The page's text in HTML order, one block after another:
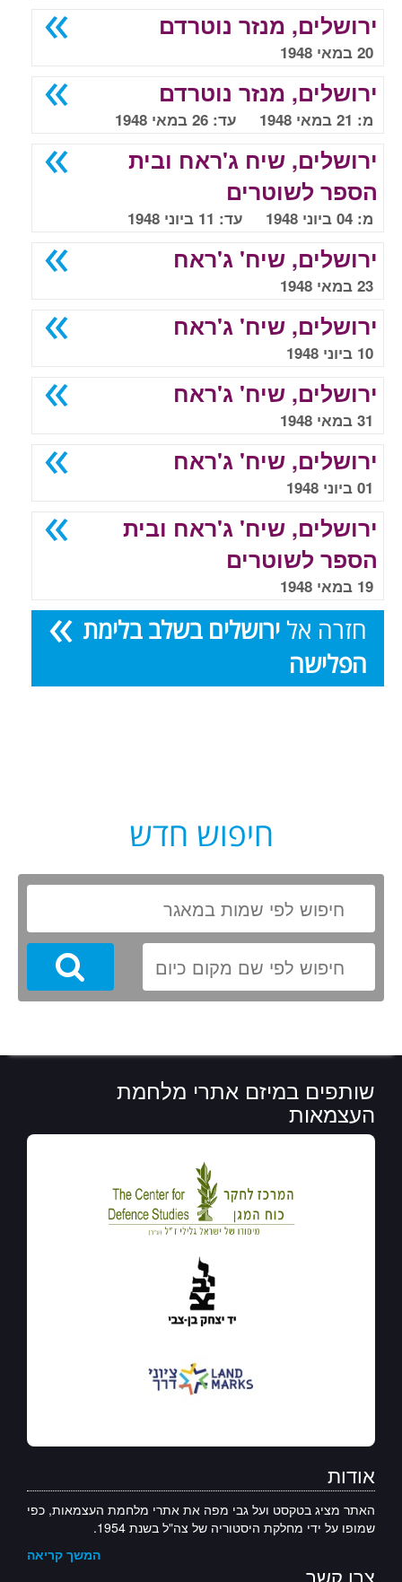
ירושלים, מנזר נוטרדם
20 במאי 1948
ירושלים, מנזר נוטרדם
מ: 21 במאי 1948 עד: 26 במאי 1948
ירושלים, שיח ג'ראח ובית
הספר לשוטרים
מ: 04 ביוני 1948 עד: 11 ביוני 1948
ירושלים, שיח' ג'ראח
23 במאי 1948
ירושלים, שיח' ג'ראח
10 ביוני 1948
ירושלים, שיח' ג'ראח
31 במאי 1948
ירושלים, שיח' ג'ראח
01 ביוני 1948
ירושלים, שיח' ג'ראח ובית
הספר לשוטרים
19 במאי 1948
חזרה אל ירושלים בשלב בלימת
הפלישה
חיפוש חדש
Search
שותפים במיזם אתרי מלחמת
העצמאות
אודות
האתר מציג בטקסט ועל גבי מפה את אתרי מלחמת העצמאות, כפי
שמופו על ידי מחלקת היסטוריה של צה"ל בשנת 1954.
המשך קריאה
צרו קשר